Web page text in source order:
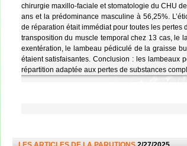
chirurgie maxillo-faciale et stomatologie du CHU
ans et la prédominance masculine à 56,25%.
de réparation était immédiat pour toutes les pertes
transposition du muscle temporal chez 13 cas, le
exentération, le lambeau pédiculé de la graisse
étaient satisfaisantes. Conclusion : les lambeaux
répartition adaptée aux pertes de substances